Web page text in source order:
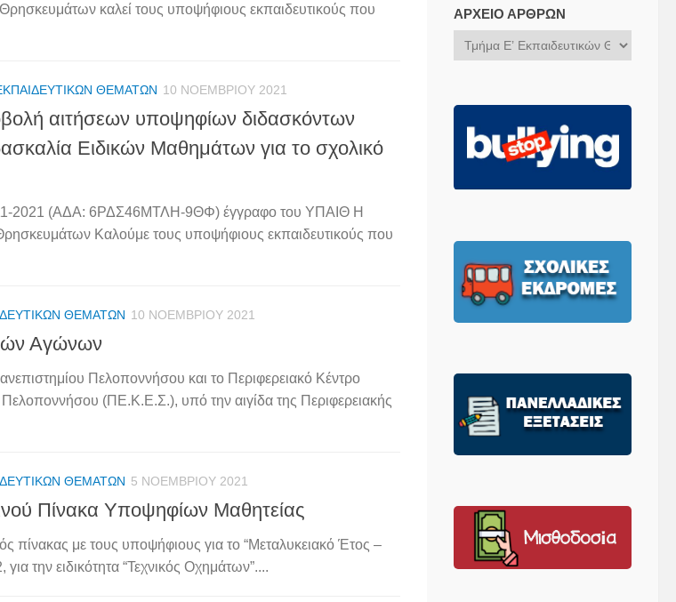
καλεί τους υποψήφιους εκπαιδευτικούς που
ΘΕΜΆΤΩΝ 10 ΝΟΕΜΒΡΊΟΥ 2021
αιτήσεων υποψηφίων διδασκόντων
Ειδικών Μαθημάτων για το σχολικό
2021 (ΑΔΑ: 6ΡΔΣ46ΜΤΛΗ-9ΘΦ) έγγραφο του ΥΠΑΙΘ Η
Καλούμε τους υποψήφιους εκπαιδευτικούς που
ΘΕΜΆΤΩΝ 10 ΝΟΕΜΒΡΊΟΥ 2021
Αγώνων
Πελοποννήσου και το Περιφερειακό Κέντρο
Πελοποννήσου (ΠΕ.Κ.Ε.Σ.), υπό την αιγίδα της Περιφερειακής
ΘΕΜΆΤΩΝ 5 ΝΟΕΜΒΡΊΟΥ 2021
Πίνακα Υποψηφίων Μαθητείας
πίνακας με τους υποψήφιους για το “Μεταλυκειακό Έτος –
την ειδικότητα “Τεχνικός Οχημάτων”....
ΑΡΧΕΊΟ ΆΡΘΡΩΝ
Αρχείο
Άρθρων